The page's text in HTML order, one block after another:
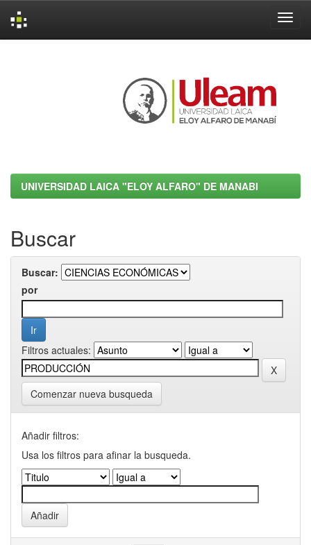
UNIVERSIDAD LAICA "ELOY ALFARO" DE MANABI
Buscar
Buscar:
por
Filtros actuales:
Comenzar nueva busqueda
Añadir filtros:
Usa los filtros para afinar la busqueda.